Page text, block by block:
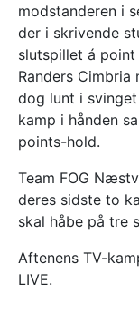
modstanderen i
der i skrivende
slutspillet á point
Randers
dog lunt i
kamp i hånden
points-hold.
Team FOG
deres sidste to
skal håbe på tre
Aftenens TV-
LIVE.